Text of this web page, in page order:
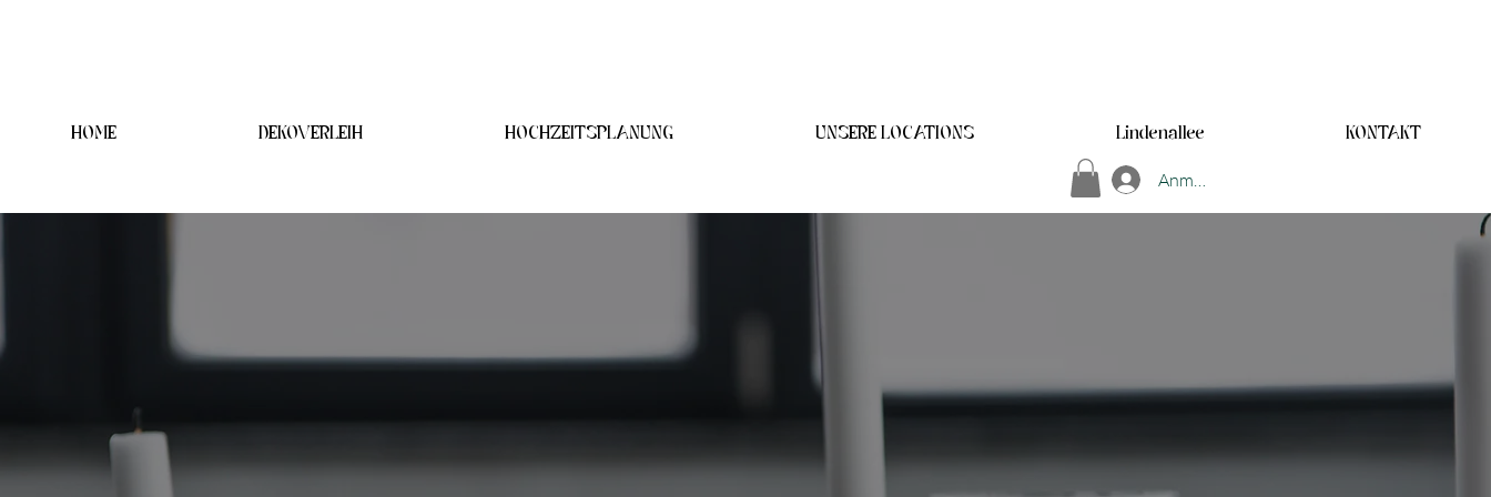
HOME DEKOVERLEIH HOCHZEITSPLANUNG UNSERE LOCATIONS Lindenallee KONTAKT
Anmelden